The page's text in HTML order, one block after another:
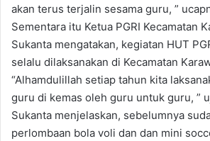
akan terus terjalin sesama guru, ”
Sementara itu Ketua PGRI Kecamatan
Sukanta mengatakan, kegiatan HUT
selalu dilaksanakan di Kecamatan
“Alhamdulillah setiap tahun kita
guru di kemas oleh guru untuk guru, ”
Sukanta menjelaskan, sebelumnya
perlombaan bola voli dan dan mini